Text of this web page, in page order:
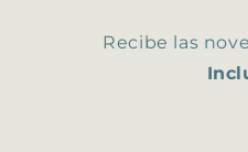
Recibe las